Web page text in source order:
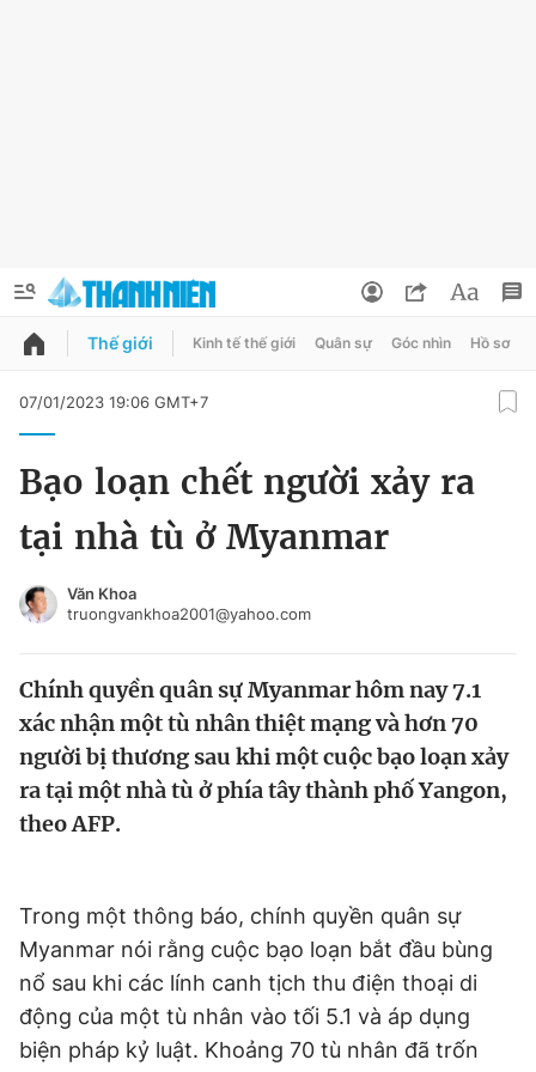
QUẢNG CÁO
Chuyên mục
Chào ngày mới Tin 24h
Tin thị trường Tin 360
Video Magazine
Tiện ích Bạn cần biết
Thông tin tòa soạn Liên hệ quảng cáo
Đổi mật khẩu
Tin đã lưu
Tin đã xem
Thế giới Kinh tế thế giới Quân sự Góc nhìn Hồ sơ
07/01/2023 19:06 GMT+7
Bạo loạn chết người xảy ra
tại nhà tù ở Myanmar
Văn Khoa
truongvankhoa2001@yahoo.com
Chính quyền quân sự Myanmar hôm nay 7.1
xác nhận một tù nhân thiệt mạng và hơn 70
người bị thương sau khi một cuộc bạo loạn xảy
ra tại một nhà tù ở phía tây thành phố Yangon,
theo AFP.
Trong một thông báo, chính quyền quân sự
Myanmar nói rằng cuộc bạo loạn bắt đầu bùng
nổ sau khi các lính canh tịch thu điện thoại di
động của một tù nhân vào tối 5.1 và áp dụng
biện pháp kỷ luật. Khoảng 70 tù nhân đã trốn